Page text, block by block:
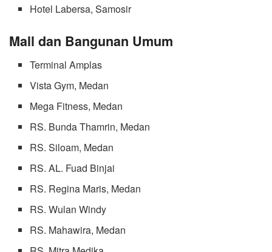
Hotel Labersa, Samosir
Mall dan Bangunan Umum
Terminal Amplas
Vista Gym, Medan
Mega Fitness, Medan
RS. Bunda Thamrin, Medan
RS. Siloam, Medan
RS. AL. Fuad Binjai
RS. Regina Maris, Medan
RS. Wulan Windy
RS. Mahawira, Medan